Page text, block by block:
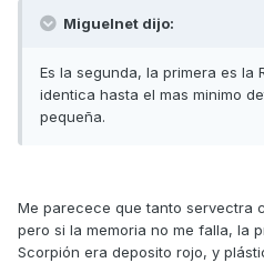
Miguelnet dijo:
Es la segunda, la primera es la
identica hasta el mas minimo
pequeña.
Me parecece que tanto servectra
pero si la memoria no me falla, la
Scorpión era deposito rojo, y